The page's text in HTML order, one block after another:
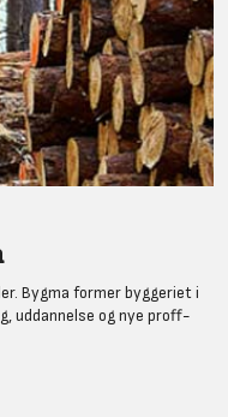
Bygma former byggeriet i
uddannelse og nye proff-